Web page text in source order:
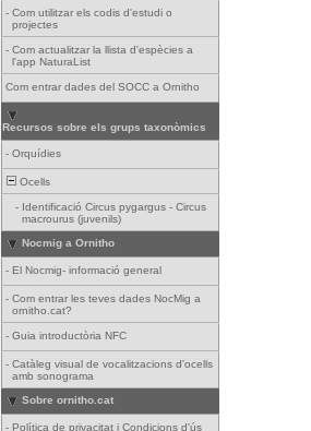
- Com utilitzar els codis d'estudi o
projectes
- Com actualitzar la llista d'espècies a
l'app NaturaList
Com entrar dades del SOCC a Ornitho
Recursos sobre els grups taxonòmics
- Orquídies
Ocells
- Identificació Circus pygargus - Circus
macrourus (juvenils)
Nocmig a Ornitho
- El Nocmig- informació general
- Com entrar les teves dades NocMig a
ornitho.cat?
- Guia introductòria NFC
- Catàleg visual de vocalitzacions d'ocells
amb sonograma
Sobre ornitho.cat
- Política de privacitat i Condicions d'ús